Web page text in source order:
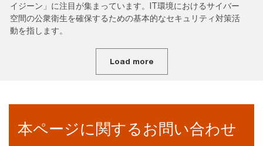
イジーン」に注目が集まっています。IT環境におけるサイバー
空間の公衆衛生を確保するための基本的なセキュリティ対策活
動を指します。
Load more
本ページに関するお問い合わせ